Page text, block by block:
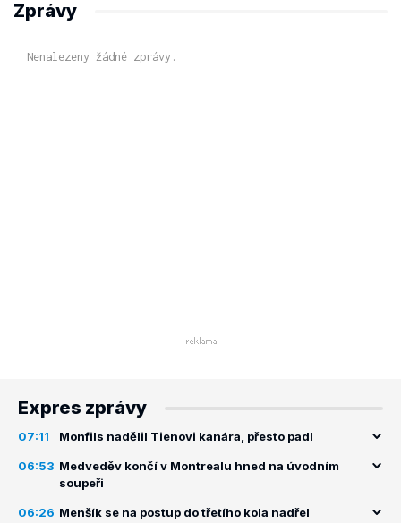
Zprávy
Nenalezeny žádné zprávy.
Expres zprávy
07:11 Monfils nadělil Tienovi kanára, přesto padl
06:53 Medveděv končí v Montrealu hned na úvodním
soupeři
06:26 Menšík se na postup do třetího kola nadřel